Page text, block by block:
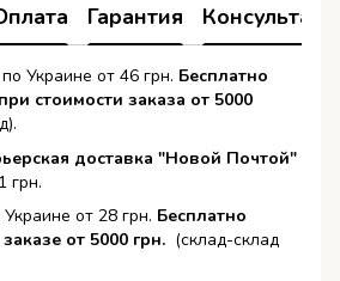
Гарантия
по Украине от 46 грн. Бесплатно
стоимости заказа от 5000
доставка "Новой Почтой"
грн.
от 28 грн. Бесплатно
от 5000 грн. (склад-склад